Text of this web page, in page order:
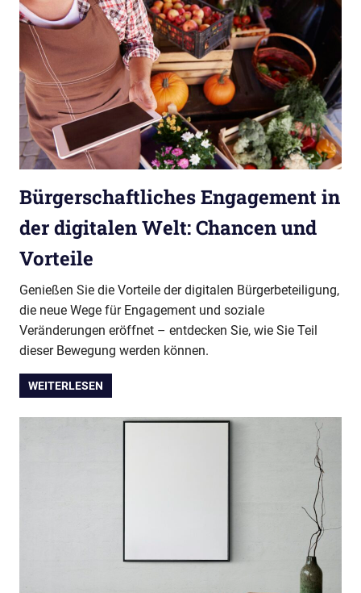
Bürgerschaftliches Engagement in
der digitalen Welt: Chancen und
Vorteile
Genießen Sie die Vorteile der digitalen Bürgerbeteiligung,
die neue Wege für Engagement und soziale
Veränderungen eröffnet – entdecken Sie, wie Sie Teil
dieser Bewegung werden können.
WEITERLESEN